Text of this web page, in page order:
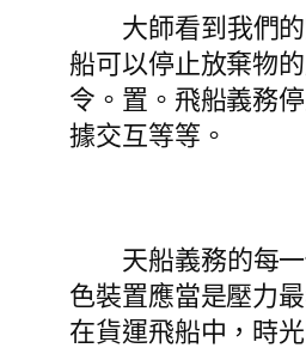
大師看到我們
船可以停止放棄物
令。置。飛船義務
據交互等等。
天船義務的每
色裝置應當是壓力
在貨運飛船中，時